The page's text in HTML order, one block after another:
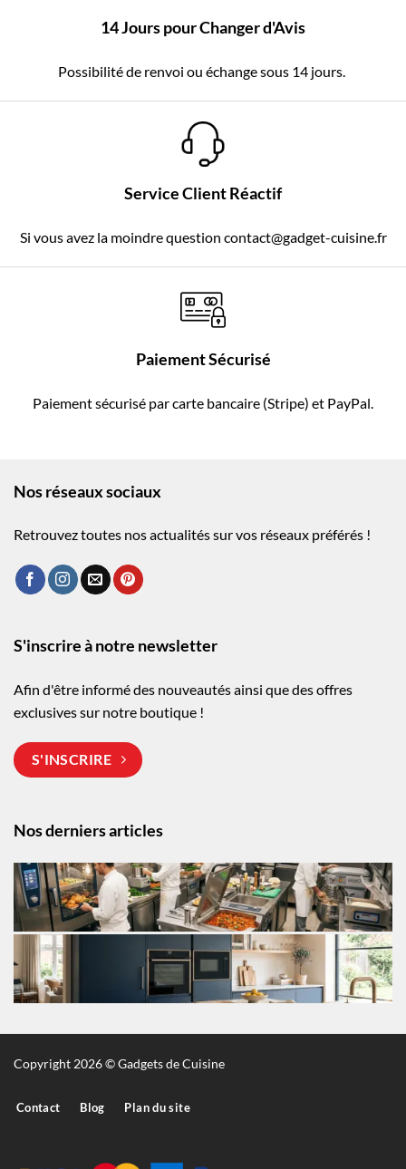
14 Jours pour Changer d'Avis
Possibilité de renvoi ou échange sous 14 jours.
Service Client Réactif
Si vous avez la moindre question contact@gadget-cuisine.fr
Paiement Sécurisé
Paiement sécurisé par carte bancaire (Stripe) et PayPal.
Nos réseaux sociaux
Retrouvez toutes nos actualités sur vos réseaux préférés !
Nos derniers articles
S'inscrire à notre newsletter
Afin d'être informé des nouveautés ainsi que des offres
exclusives sur notre boutique !
S'INSCRIRE
Copyright 2026 © Gadgets de Cuisine
Contact Blog Plan du site